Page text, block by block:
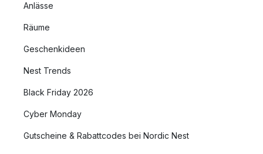
Anlässe
Räume
Geschenkideen
Nest Trends
Black Friday 2026
Cyber Monday
Gutscheine & Rabattcodes bei Nordic Nest